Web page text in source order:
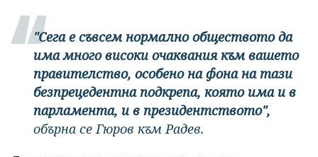
"Сега е съвсем нормално обществото да
има много високи очаквания към вашето
правителство, особено на фона на тази
безпрецедентна подкрепа, която има и в
парламента, и в президентството",
обърна се Гюров към Радев.